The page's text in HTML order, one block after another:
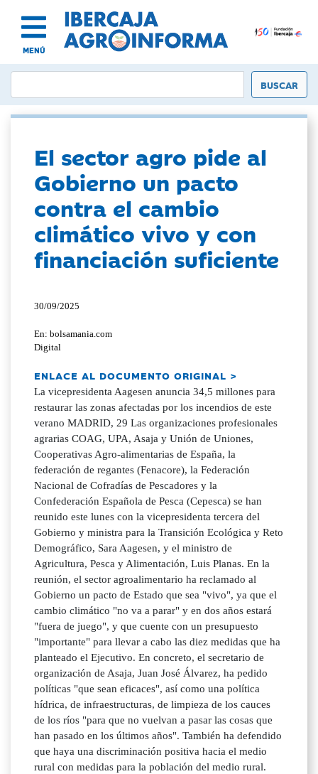
MENÚ
El sector agro pide al
Gobierno un pacto
contra el cambio
climático vivo y con
financiación suficiente
30/09/2025
En: bolsamania.com
Digital
ENLACE AL DOCUMENTO ORIGINAL >
La vicepresidenta Aagesen anuncia 34,5 millones para
restaurar las zonas afectadas por los incendios de este
verano MADRID, 29 Las organizaciones profesionales
agrarias COAG, UPA, Asaja y Unión de Uniones,
Cooperativas Agro-alimentarias de España, la
federación de regantes (Fenacore), la Federación
Nacional de Cofradías de Pescadores y la
Confederación Española de Pesca (Cepesca) se han
reunido este lunes con la vicepresidenta tercera del
Gobierno y ministra para la Transición Ecológica y Reto
Demográfico, Sara Aagesen, y el ministro de
Agricultura, Pesca y Alimentación, Luis Planas. En la
reunión, el sector agroalimentario ha reclamado al
Gobierno un pacto de Estado que sea "vivo", ya que el
cambio climático "no va a parar" y en dos años estará
"fuera de juego", y que cuente con un presupuesto
"importante" para llevar a cabo las diez medidas que ha
planteado el Ejecutivo. En concreto, el secretario de
organización de Asaja, Juan José Álvarez, ha pedido
políticas "que sean eficaces", así como una política
hídrica, de infraestructuras, de limpieza de los cauces
de los ríos "para que no vuelvan a pasar las cosas que
han pasado en los últimos años". También ha defendido
que haya una discriminación positiva hacia el medio
rural con medidas para la población del medio rural.